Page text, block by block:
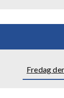
Fredag